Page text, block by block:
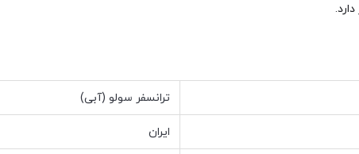
ترانسفر سولو (آبی)
ایران